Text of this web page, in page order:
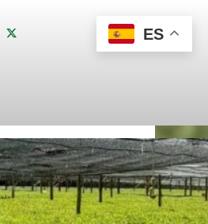
ES